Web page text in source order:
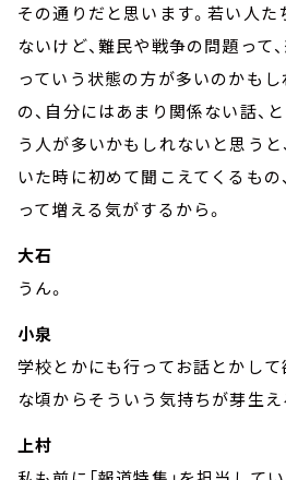
その通りだと思います。若い人
ないけど、難民や戦争の問題って
っていう状態の方が多いのかも
の、自分にはあまり関係ない話、
う人が多いかもしれないと思う
いた時に初めて聞こえてくるもの
って増える気がするから。
大石
うん。
小泉
学校とかにも行ってお話とかして
な頃からそういう気持ちが芽生え
上村